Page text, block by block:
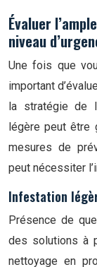
Évaluer
niveau
Une fois que
important
la stratégie de
légère peut être
mesures de
peut nécessiter
Infestation
Présence de
des solutions à
nettoyage en